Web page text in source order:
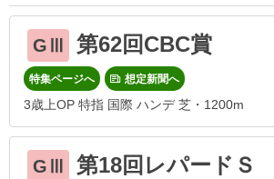
GⅢ 第62回CBC賞
特集ページへ 想定新聞へ
3歳上OP 特指 国際 ハンデ 芝・1200m
GⅢ 第18回レパードＳ